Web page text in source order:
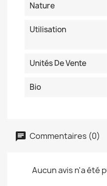
Nature
Utilisation
Unités De Vente
Bio
Commentaires (0)
Aucun avis n'a été